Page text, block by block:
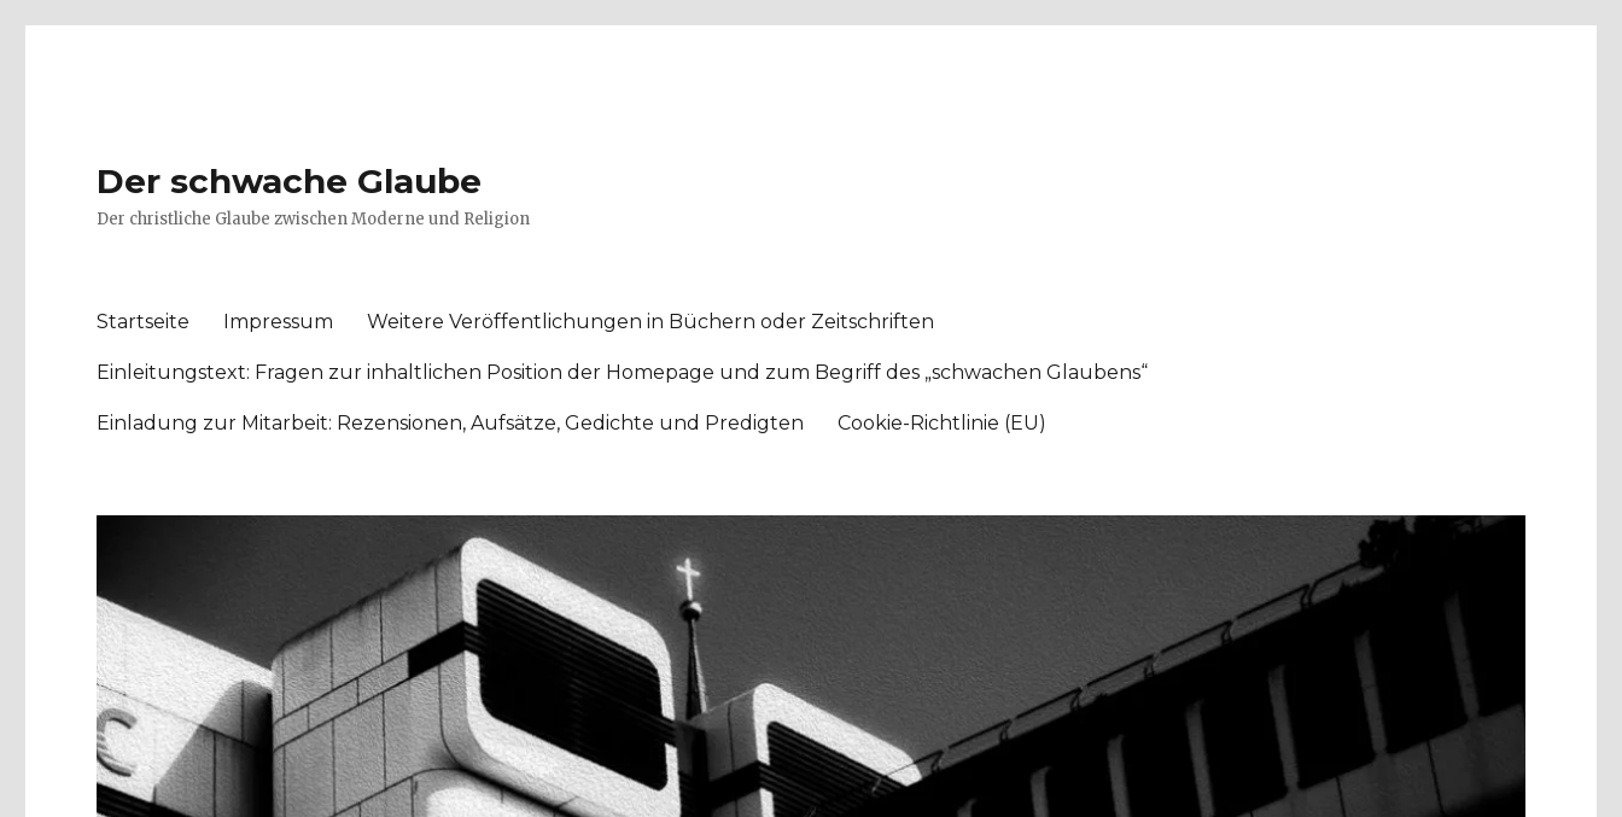
Der schwache Glaube
Der christliche Glaube zwischen Moderne und Religion
Startseite Impressum Weitere Veröffentlichungen in Büchern oder Zeitschriften
Einleitungstext: Fragen zur inhaltlichen Position der Homepage und zum Begriff des „schwachen Glaubens“
Einladung zur Mitarbeit: Rezensionen, Aufsätze, Gedichte und Predigten Cookie-Richtlinie (EU)